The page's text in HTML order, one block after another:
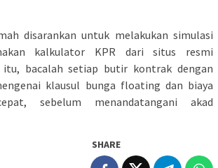
disarankan untuk melakukan simulasi
kalkulator KPR dari situs resmi
itu, bacalah setiap butir kontrak dengan
klausul bunga floating dan biaya
sebelum menandatangani akad
SHARE